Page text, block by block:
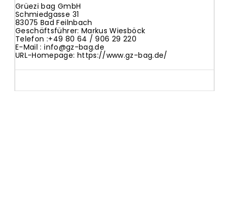
Grüezi bag GmbH
Schmiedgasse 31
83075 Bad Feilnbach
Geschäftsführer: Markus Wiesböck
Telefon :+49 80 64 / 906 29 220
E-Mail :info@gz-bag.de
URL-Homepage: https://www.gz-bag.de/